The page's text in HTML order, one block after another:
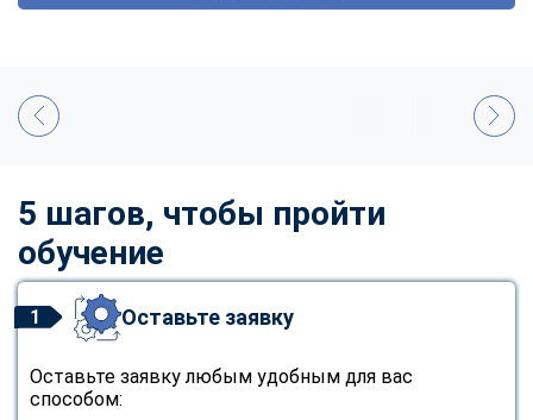
5 шагов, чтобы пройти
обучение
1 Оставьте заявку
Оставьте заявку любым удобным для вас
способом: